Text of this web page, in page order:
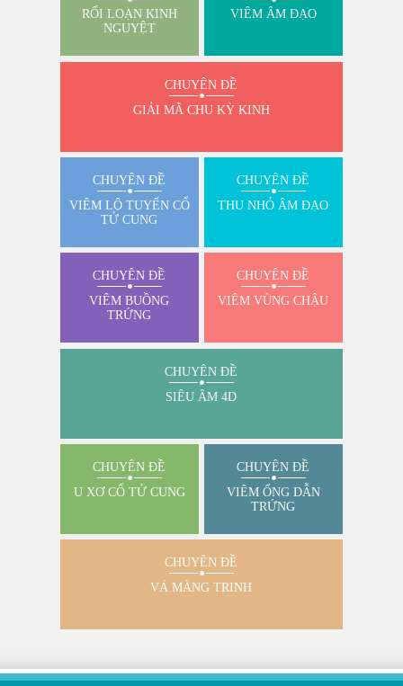
RỐI LOẠN KINH
NGUYỆT
VIÊM ÂM ĐẠO
CHUYÊN ĐỀ
GIẢI MÃ CHU KỲ KINH
CHUYÊN ĐỀ
VIÊM LỘ TUYẾN CỔ
TỬ CUNG
CHUYÊN ĐỀ
THU NHỎ ÂM ĐẠO
CHUYÊN ĐỀ
VIÊM BUỒNG
TRỨNG
CHUYÊN ĐỀ
VIÊM VÙNG CHẬU
CHUYÊN ĐỀ
SIÊU ÂM 4D
CHUYÊN ĐỀ
U XƠ CỔ TỬ CUNG
CHUYÊN ĐỀ
VIÊM ỐNG DẪN
TRỨNG
CHUYÊN ĐỀ
VÁ MÀNG TRINH